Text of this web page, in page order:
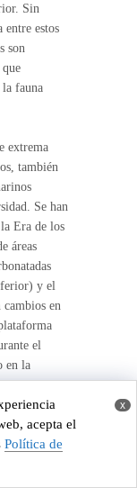
Sin
entre estos
son
la fauna
extrema
también
Se han
Era de los
áreas
y el
en
el
en la
durófagos
millones
x
acepta el
Política de